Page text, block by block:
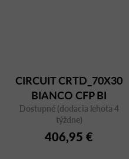
CIRCUIT CRTD_70X30
BIANCO CFP BI
Dostupné (dodacia lehota 4
týždne)
406,95 €